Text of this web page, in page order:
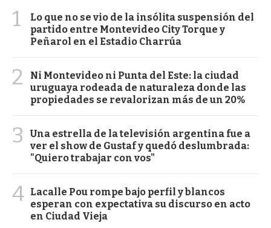
1
Lo que no se vio de la insólita suspensión del
partido entre Montevideo City Torque y
Peñarol en el Estadio Charrúa
2
Ni Montevideo ni Punta del Este: la ciudad
uruguaya rodeada de naturaleza donde las
propiedades se revalorizan más de un 20%
3
Una estrella de la televisión argentina fue a
ver el show de Gustaf y quedó deslumbrada:
"Quiero trabajar con vos"
4 Lacalle Pou rompe bajo perfil y blancos
esperan con expectativa su discurso en acto
en Ciudad Vieja